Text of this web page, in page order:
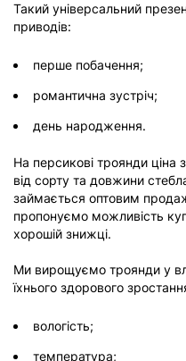
Такий універсальний
приводів:
перше побачення;
романтична зустріч;
день народження.
На персикові троянди
від сорту та довжини
займається оптовим
пропонуємо можливість
хорошій знижці.
Ми вирощуємо троянди у
їхнього здорового
вологість;
температура;